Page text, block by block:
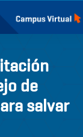
de
salvar